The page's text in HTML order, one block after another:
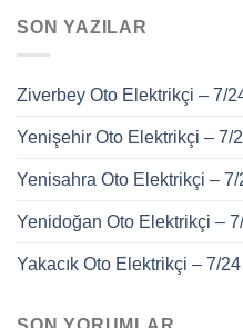
SON YAZILAR
Ziverbey Oto Elektrikçi – 7/
Yenişehir Oto Elektrikçi – 7/
Yenisahra Oto Elektrikçi – 7/
Yenidoğan Oto Elektrikçi –
Yakacık Oto Elektrikçi – 7/24